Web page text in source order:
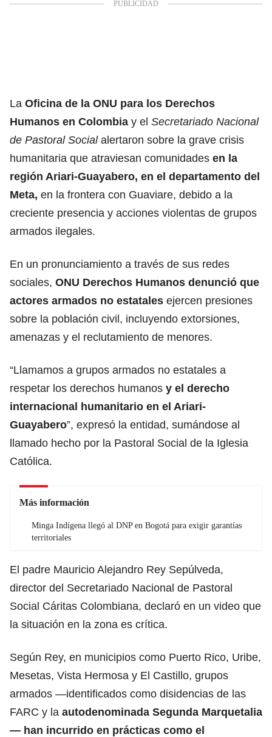
La Oficina de la ONU para los Derechos
Humanos en Colombia y el Secretariado Nacional
de Pastoral Socialalertaron sobre la grave crisis
humanitaria que atraviesan comunidades en la
región Ariari-Guayabero, en el departamento del
Meta, en la frontera con Guaviare, debido a la
creciente presencia y acciones violentas de grupos
armados ilegales.
En un pronunciamiento a través de sus redes
sociales, ONU Derechos Humanos denunció que
actores armados no estatales ejercen presiones
sobre la población civil, incluyendo extorsiones,
amenazas y el reclutamiento de menores.
“Llamamos a grupos armados no estatales a
respetar los derechos humanos y el derecho
internacional humanitario en el Ariari-
Guayabero”, expresó la entidad, sumándose al
llamado hecho por la Pastoral Social de la Iglesia
Católica.
Más información
Minga Indígena llegó al DNP en Bogotá para exigir garantías
territoriales
El padre Mauricio Alejandro Rey Sepúlveda,
director del Secretariado Nacional de Pastoral
Social Cáritas Colombiana, declaró en un video que
la situación en la zona es crítica.
Según Rey, en municipios como Puerto Rico, Uribe,
Mesetas, Vista Hermosa y El Castillo, grupos
armados —identificados como disidencias de las
FARC y la autodenominada Segunda Marquetalia
— han incurrido en prácticas como el